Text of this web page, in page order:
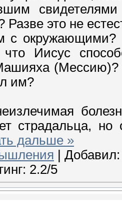
Разве это не
с
Иисус
им?
страдальца,
дальше »
|
2.2/5